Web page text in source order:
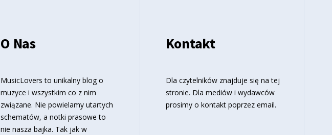
O Nas
MusicLovers to unikalny blog o
muzyce i wszystkim co z nim
związane. Nie powielamy utartych
schematów, a notki prasowe to
nie nasza bajka. Tak jak w
Kontakt
Dla czytelników znajduje się na tej
stronie. Dla mediów i wydawców
prosimy o kontakt poprzez email.